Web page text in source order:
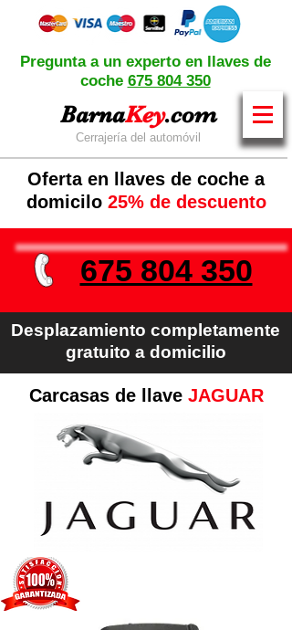
BarnaKey.com
Cerrajería del automóvil
Oferta en llaves de coche a
domicilo 25% de descuento
675 804 350
Desplazamiento completamente
gratuito a domicilio
Pregunta a un experto en llaves de
coche 675 804 350
Carcasas de llave JAGUAR